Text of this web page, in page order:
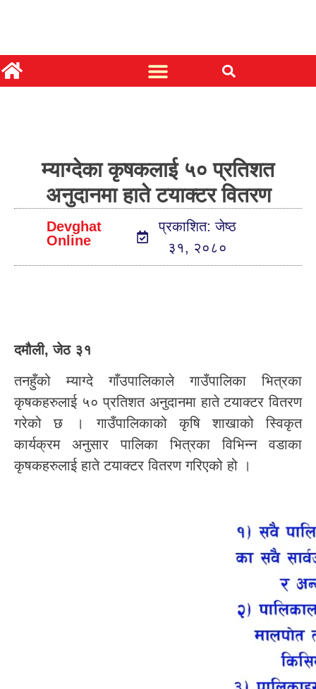
म्याग्देका कृषकलाई ५० प्रतिशत
अनुदानमा हाते टयाक्टर वितरण
Devghat
Online
प्रकाशित: जेष्ठ
३१, २०८०
दमौली, जेठ ३१
तनहुँको म्याग्दे गाँउपालिकाले गाउँपालिका भित्रका
कृषकहरुलाई ५० प्रतिशत अनुदानमा हाते टयाक्टर वितरण
गरेको छ । गाउँपालिकाको कृषि शाखाको स्विकृत
कार्यक्रम अनुसार पालिका भित्रका विभिन्न वडाका
कृषकहरुलाई हाते टयाक्टर वितरण गरिएको हो ।